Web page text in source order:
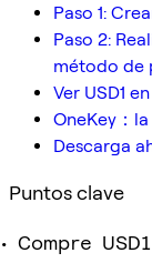
Paso 1:
Paso 2:
método de
Ver USD1
OneKey：
Descarga
Puntos clave
Compre